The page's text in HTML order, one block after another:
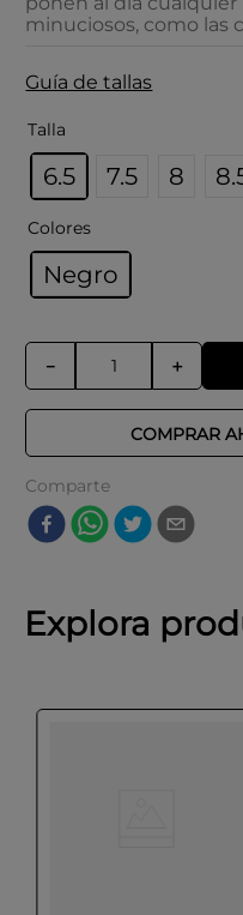
minuciosos, como las
Guía de tallas
Talla
6.5 7.5 8
Colores
Negro
＋
－
COMPRAR
Comparte
Explora